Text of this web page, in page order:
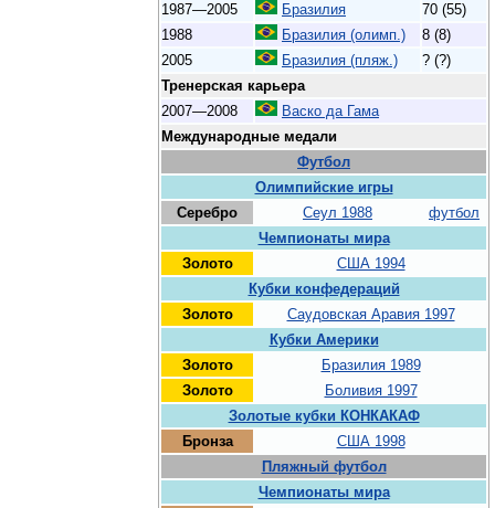
1987—2005
Бразилия
70 (55)
1988
Бразилия (олимп.)
8 (8)
2005
Бразилия (пляж.)
? (?)
Тренерская карьера
2007—2008
Васко да Гама
Международные медали
Футбол
Олимпийские игры
Серебро
Сеул 1988
футбол
Чемпионаты мира
Золото
США 1994
Кубки конфедераций
Золото
Саудовская Аравия 1997
Кубки Америки
Золото
Бразилия 1989
Золото
Боливия 1997
Золотые кубки КОНКАКАФ
Бронза
США 1998
Пляжный футбол
Чемпионаты мира